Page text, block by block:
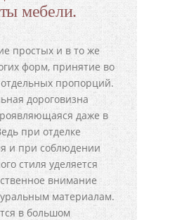
мебели.
простых и в то же
форм, принятие во
пропорций.
дороговизна
даже в
при отделке
и при соблюдении
стиля уделяется
внимание
материалам.
в большом